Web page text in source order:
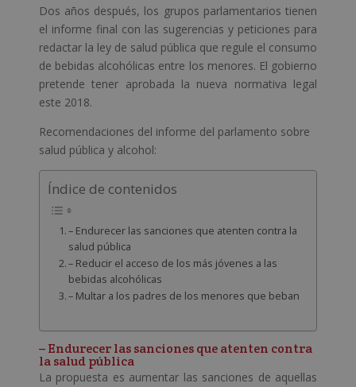
Dos años después, los grupos parlamentarios tienen
el informe final con las sugerencias y peticiones para
redactar la ley de salud pública que regule el consumo
de bebidas alcohólicas entre los menores. El gobierno
pretende tener aprobada la nueva normativa legal
este 2018.
Recomendaciones del informe del parlamento sobre
salud pública y alcohol:
Índice de contenidos
– Endurecer las sanciones que atenten contra la
salud pública
– Reducir el acceso de los más jóvenes a las
bebidas alcohólicas
– Multar a los padres de los menores que beban
– Endurecer las sanciones que atenten contra
la salud pública
La propuesta es aumentar las sanciones de aquellas